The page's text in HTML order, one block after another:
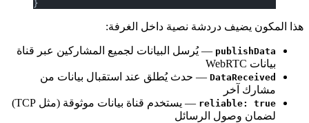
هذا المكون يضيف دردشة نصية داخل الغرفة:
publishData— يُرسل البيانات لجميع المشاركين عبر قناة
بيانات WebRTC
DataReceived— حدث يُطلق عند استقبال بيانات من
مشارك آخر
reliable: true
— يستخدم قناة بيانات موثوقة (مثل TCP)
لضمان وصول الرسائل